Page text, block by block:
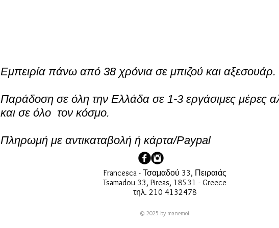
Εμπειρία πάνω από 38 χρόνια σε μπιζού και αξεσουάρ.
Παράδοση σε όλη την Ελλάδα σε 1-3 εργάσιμες μέρες
και σε όλο τον κόσμο.
Πληρωμή με αντικαταβολή ή κάρτα/Paypal
Francesca - Τσαμαδού 33, Πειραιάς
Tsamadou 33, Pireas, 18531 - Greece
τηλ. 210 4132478
© 2025 by manemoi